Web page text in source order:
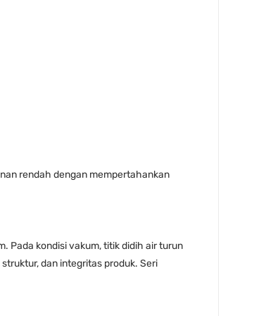
rendah dengan mempertahankan
Pada kondisi vakum, titik didih air turun
dan integritas produk. Seri